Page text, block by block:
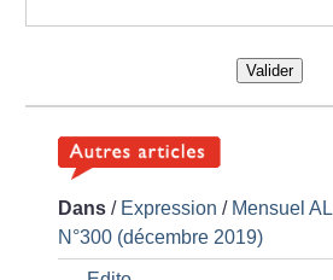
Valider
Dans / Expression / Mensuel AL
N°300 (décembre 2019)